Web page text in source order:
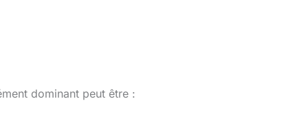
dominant peut être :